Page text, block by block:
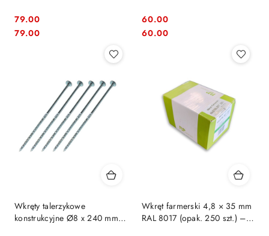
Cena:
79.00
Cena:
79.00 Cena:
60.00
Cena:
60.00
Wkręty talerzykowe
konstrukcyjne Ø8 x 240 mm
Wkręt farmerski 4,8 × 35 mm
RAL 8017 (opak. 250 szt.) –